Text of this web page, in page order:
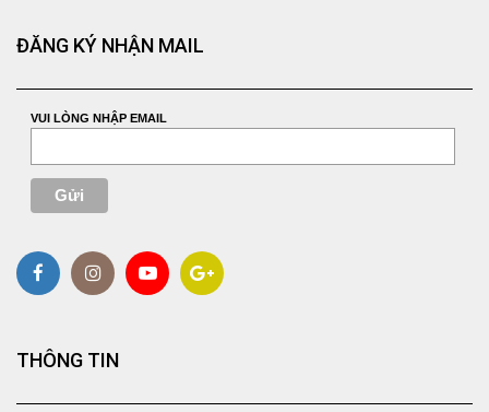
ĐĂNG KÝ NHẬN MAIL
VUI LÒNG NHẬP EMAIL
THÔNG TIN